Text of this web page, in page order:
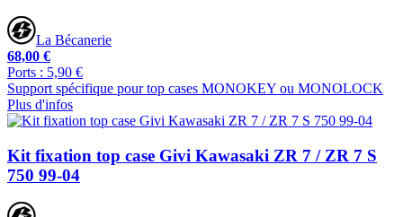
La Bécanerie
68,00 €
Ports : 5,90 €
Support spécifique pour top cases MONOKEY ou MONOLOCK
Plus d'infos
Kit fixation top case Givi Kawasaki ZR 7 / ZR 7 S
750 99-04